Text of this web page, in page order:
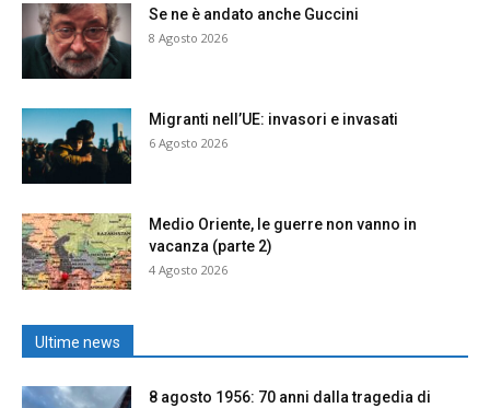
Se ne è andato anche Guccini
8 Agosto 2026
Migranti nell’UE: invasori e invasati
6 Agosto 2026
Medio Oriente, le guerre non vanno in
vacanza (parte 2)
4 Agosto 2026
Ultime news
8 agosto 1956: 70 anni dalla tragedia di